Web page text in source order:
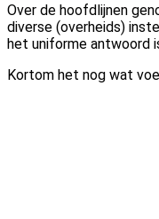
Over de hoofdlijnen
diverse (overheids)
het uniforme antwoord
Kortom het nog wat